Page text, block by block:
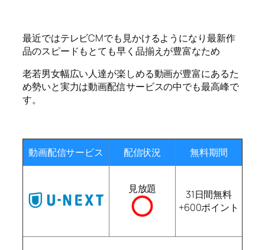
最近ではテレビCMでも見かけるようになり最新作
品のスピードもとても早く品揃えが豊富なため
老若男女幅広い人達が楽しめる動画が豊富にあるた
め勢いと実力は動画配信サービスの中でも最高峰で
す。
動画配信サービス 配信状況 無料期間
見放題
31日間無料
+600ポイント